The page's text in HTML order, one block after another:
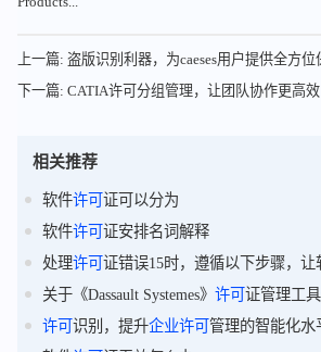
上一篇: 盗版识别利器，为caeses用户提供全方位
下一篇: CATIA许可分组管理，让团队协作更高效
相关推荐
软件许可 证可以分为
软件许可 证安排名词解释
处理许可 证错误15时，遵循以下步骤，让
关于《Dassault Systemes》 许可 证管理工
许可 识别，提升企业许可 管理的智能化水